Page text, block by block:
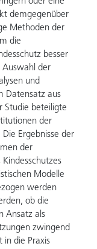
demgegenüber
Methoden der
die
besser
Auswahl der
und
Datensatz aus
Studie beteiligte
der
Ergebnisse der
der
Modelle
werden
ob die
Ansatz als
zwingend
in die Praxis